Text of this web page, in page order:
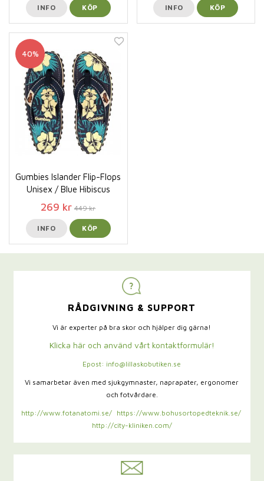
INFO KÖP INFO KÖP
40%
Gumbies Islander Flip-Flops
Unisex / Blue Hibiscus
269 kr 449 kr
INFO KÖP
RÅDGIVNING & SUPPORT
Vi är experter på bra skor och hjälper dig gärna!
Klicka här och använd vårt kontaktformulär!
Epost: info@lillaskobutiken.se
Vi samarbetar även med sjukgymnaster, naprapater, ergonomer
och fotvårdare.
http://www.fotanatomi.se/
https://www.bohusortopedteknik.se/
http://city-kliniken.com/